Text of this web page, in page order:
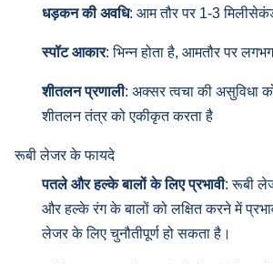
धड़कन की अवधि: आम तौर पर 1-3
स्पॉट आकार: भिन्न होता है, आमतौर पर
शीतलन प्रणाली: अक्सर त्वचा की असुविधा
शीतलन तंत्र को एकीकृत करता है
रूबी लेजर के फायदे
पतले और हल्के बालों के लिए प्रभावी: रूबी
और हल्के रंग के बालों को लक्षित करने में
लेजर के लिए चुनौतीपूर्ण हो सकता है।